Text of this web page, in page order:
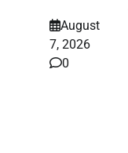
August
7, 2026
0